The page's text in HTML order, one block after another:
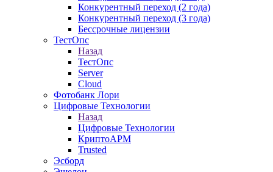
Конкурентный переход (2 года)
Конкурентный переход (3 года)
Бессрочные лицензии
ТестОпс
Назад
ТестОпс
Server
Cloud
Фотобанк Лори
Цифровые Технологии
Назад
Цифровые Технологии
КриптоАРМ
Trusted
Эсборд